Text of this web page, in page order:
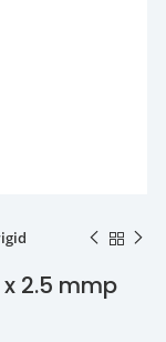
2.5 mmp